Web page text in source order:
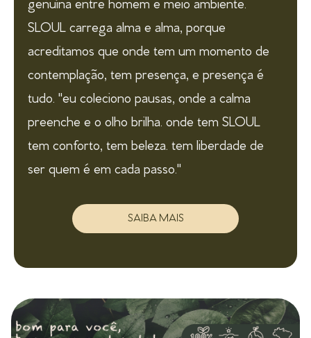
genuína entre homem e meio ambiente.
SLOUL carrega alma e alma, porque
acreditamos que onde tem um momento de
contemplação, tem presença, e presença é
tudo. ''eu coleciono pausas, onde a calma
preenche e o olho brilha. onde tem SLOUL
tem conforto, tem beleza. tem liberdade de
ser quem é em cada passo.''
SAIBA MAIS